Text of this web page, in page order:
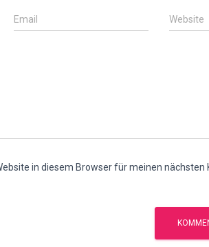
Email Website
in diesem Browser für meinen